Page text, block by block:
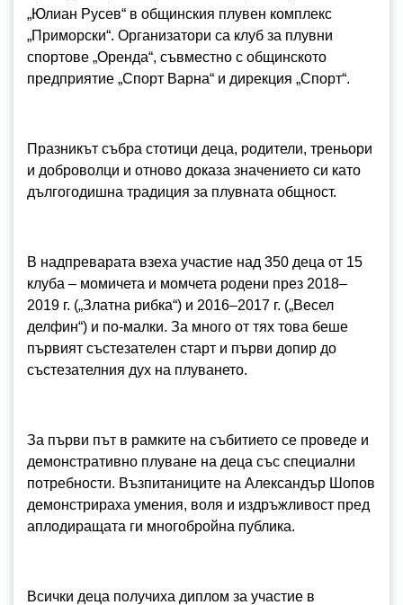
„Юлиан Русев“ в общинския плувен комплекс
„Приморски“. Организатори са клуб за плувни
спортове „Оренда“, съвместно с общинското
предприятие „Спорт Варна“ и дирекция „Спорт“.
Празникът събра стотици деца, родители, треньори
и доброволци и отново доказа значението си като
дългогодишна традиция за плувната общност.
В надпреварата взеха участие над 350 деца от 15
клуба – момичета и момчета родени през 2018–
2019 г. („Златна рибка“) и 2016–2017 г. („Весел
делфин“) и по-малки. За много от тях това беше
първият състезателен старт и първи допир до
състезателния дух на плуването.
За първи път в рамките на събитието се проведе и
демонстративно плуване на деца със специални
потребности. Възпитаниците на Александър Шопов
демонстрираха умения, воля и издръжливост пред
аплодиращата ги многобройна публика.
Всички деца получиха диплом за участие в